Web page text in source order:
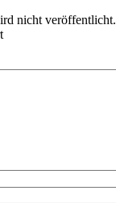
nicht veröffentlicht.